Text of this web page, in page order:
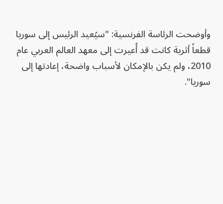
وأوضحت الرئاسة الفرنسية: "سيُعيد الرئيس إلى سوريا
قطعاً أثرية كانت قد أُعيرت إلى معهد العالم العربي عام
2010، ولم يكن بالإمكان لأسباب واضحة، إعادتها إلى
سوريا".